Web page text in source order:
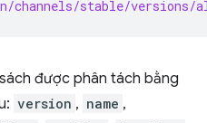
channels/stable/
được phân tách bằng
version , name ,